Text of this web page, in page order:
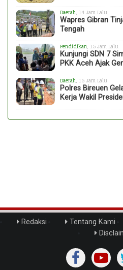
Daerah , 14 Jam Lalu
Wapres Gibran
Tengah
Pendidikan , 15 Jam Lalu
Kunjungi SDN 7
PKK Aceh Ajak
Daerah , 15 Jam Lalu
Polres Bireuen
Kerja Wakil
Redaksi Tentang Kami